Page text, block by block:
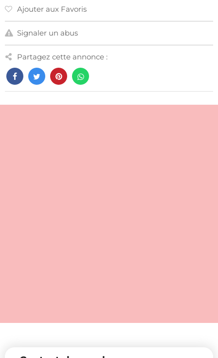
Ajouter aux Favoris
Signaler un abus
Partagez cette annonce :